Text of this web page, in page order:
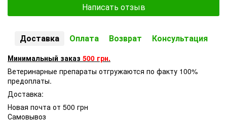
Написать отзыв
Доставка Оплата Возврат Консультация
Минимальный заказ 500 грн.
Ветеринарные препараты отгружаются по факту 100%
предоплаты.
Доставка:
Новая почта от 500 грн
Самовывоз